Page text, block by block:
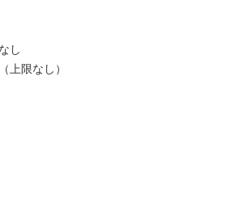
し
上限なし）